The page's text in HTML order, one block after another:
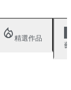
精選作品